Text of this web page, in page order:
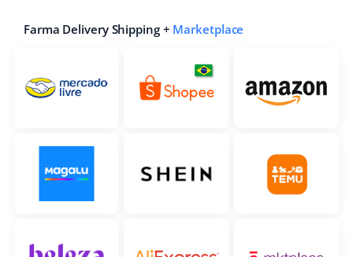
Farma Delivery Shipping + Marketplace